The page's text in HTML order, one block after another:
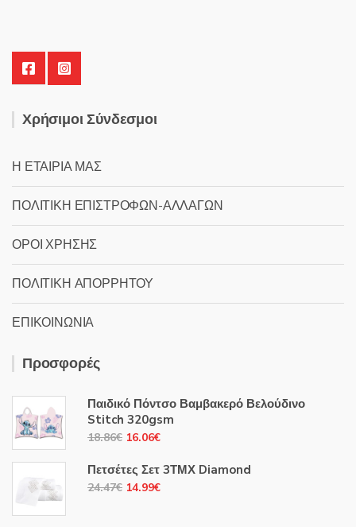
Χρήσιμοι Σύνδεσμοι
Η ΕΤΑΙΡΙΑ ΜΑΣ
ΠΟΛΙΤΙΚΗ ΕΠΙΣΤΡΟΦΩΝ-ΑΛΛΑΓΩΝ
ΟΡΟΙ ΧΡΗΣΗΣ
ΠΟΛΙΤΙΚΗ ΑΠΟΡΡΗΤΟΥ
ΕΠΙΚΟΙΝΩΝΙΑ
Προσφορές
Παιδικό Πόντσο Βαμβακερό Βελούδινο
Stitch 320gsm
18.86€ Original
was:
18.86€.
16.06€Η
τιμή
είναι:
Πετσέτες Σετ 3ΤΜΧ Diamond
24.47€ Original
14.99€Η